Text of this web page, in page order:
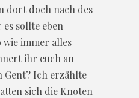
dort doch nach des
es sollte eben
wie immer alles
ihr euch an
Gent? Ich erzählte
sich die Knoten